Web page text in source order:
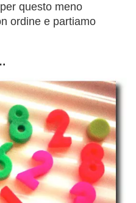
questo meno
ordine e partiamo